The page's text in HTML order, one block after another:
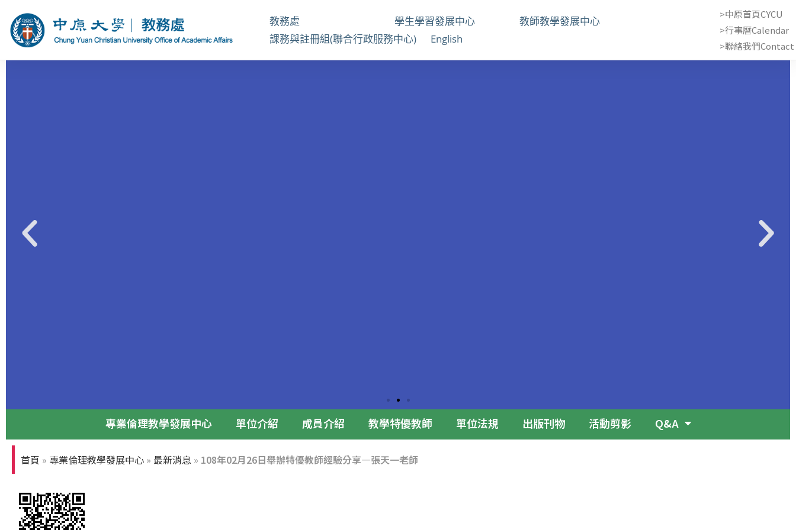
教務處 學生學習發展中心
教師教學發展中心
課務與註冊組(聯合行政服務中心)
English
>中原首頁CYCU
>行事曆Calendar
>聯絡我們Contact
專業倫理論壇
專業倫理教學發展中心 單位介紹 成員介紹 教學特優教師 單位法規 出版刊物 活動剪影 Q&A
首頁 » 專業倫理教學發展中心 » 最新消息 » 108年02月26日舉辦特優教師經驗分享—張天一老師